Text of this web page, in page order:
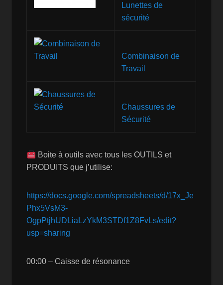
Lunettes de
sécurité
Combinaison de
Travail
Chaussures de
Sécurité
Boite à outils avec tous les OUTILS et
PRODUITS que j’utilise:
https://docs.google.com/spreadsheets/d/17x_Je
Phx5VsM3-
OgpPtjhUDLiaLzYkM3STDf1Z8FvLs/edit?
usp=sharing
00:00 – Caisse de résonance